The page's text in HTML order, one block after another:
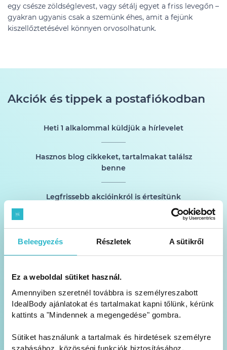
Beleegyezés Részletek A sütikről
Ez a weboldal sütiket használ.
Amennyiben szeretnél továbbra is személyreszabott
IdealBody ajánlatokat és tartalmakat kapni tőlünk, kérünk
kattints a "Mindennek a megengedése" gombra.
Sütiket használunk a tartalmak és hirdetések személyre
szabásához, közösségi funkciók biztosításához,
egy csésze zöldséglevest, vagy sétálj egyet a friss levegőn –
gyakran ugyanis csak a szemünk éhes, amit a fejünk
kiszellőztetésével könnyen orvosolhatunk.
Akciók és tippek a postafiókodban
Heti 1 alkalommal küldjük a hírlevelet
Hasznos blog cikkeket, tartalmakat találsz
benne
Legfrissebb akcióinkról is értesítünk
Feliratkozom az Idealbody Kft. hírlevelére és hozzájárulok ahhoz,
személyes adataim kezelésére vonatkozó Adatvédelmi tájékoztatót
megismertem és tudomásul vettem.